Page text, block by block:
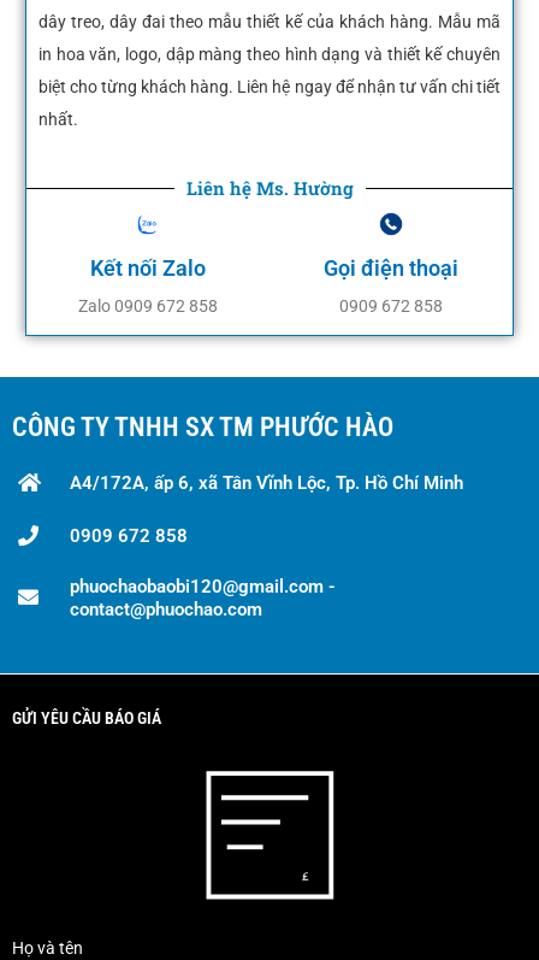
dây treo, dây đai theo mẫu thiết kế của khách hàng. Mẫu mã
in hoa văn, logo, dập màng theo hình dạng và thiết kế chuyên
biệt cho từng khách hàng. Liên hệ ngay để nhận tư vấn chi tiết
nhất.
Liên hệ Ms. Hường
Kết nối Zalo
Zalo 0909 672 858
Gọi điện thoại
0909 672 858
CÔNG TY TNHH SX TM PHƯỚC HÀO
A4/172A, ấp 6, xã Tân Vĩnh Lộc, Tp. Hồ Chí Minh
0909 672 858
phuochaobaobi120@gmail.com -
contact@phuochao.com
GỬI YÊU CẦU BÁO GIÁ
Họ và tên